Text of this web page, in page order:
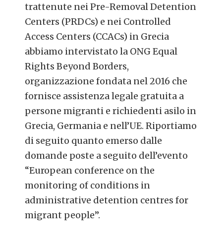
trattenute nei Pre-Removal Detention
Centers (PRDCs) e nei Controlled
Access Centers (CCACs) in Grecia
abbiamo intervistato la ONG Equal
Rights Beyond Borders,
organizzazione fondata nel 2016 che
fornisce assistenza legale gratuita a
persone migranti e richiedenti asilo in
Grecia, Germania e nell’UE. Riportiamo
di seguito quanto emerso dalle
domande poste a seguito dell’evento
“European conference on the
monitoring of conditions in
administrative detention centres for
migrant people”.